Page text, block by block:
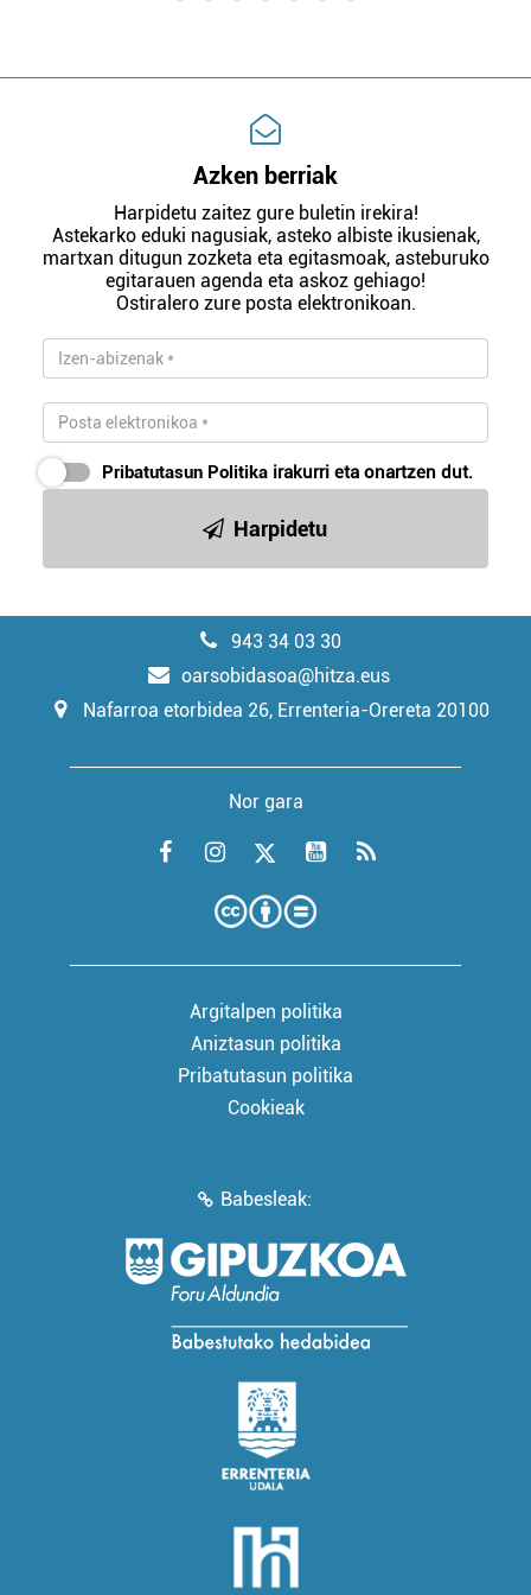
Azken berriak
Harpidetu zaitez gure buletin irekira!
Astekarko eduki nagusiak, asteko albiste ikusienak,
martxan ditugun zozketa eta egitasmoak, asteburuko
egitarauen agenda eta askoz gehiago!
Ostiralero zure posta elektronikoan.
Pribatutasun Politika irakurri eta onartzen dut.
Harpidetu
943 34 03 30
oarsobidasoa@hitza.eus
Nafarroa etorbidea 26, Errenteria-Orereta 20100
Nor gara
Argitalpen politika
Aniztasun politika
Pribatutasun politika
Cookieak
Babesleak: